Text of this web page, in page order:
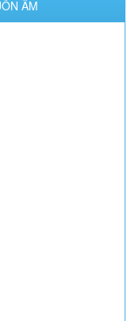
ÂM